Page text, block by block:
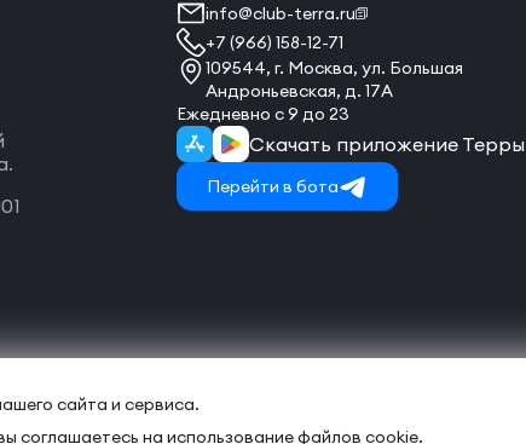
info@club-terra.ru
+7 (966) 158-12-71
109544, г. Москва, ул. Большая
Андроньевская, д. 17А
Ежедневно с 9 до 23
Скачать приложение Терры
Перейти в бота
сайта и сервиса.
соглашаетесь на использование файлов cookie.